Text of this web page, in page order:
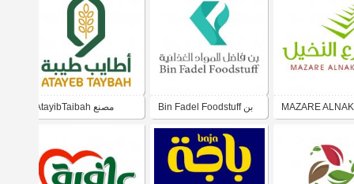
AtayibTaibah مصنع Bin Fadel Foodstuff بن
فاضل للمواد الغذائية
MAZARE